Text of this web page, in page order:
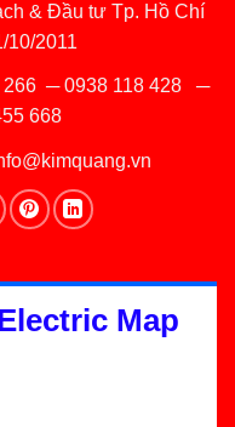
& Đầu tư Tp. Hồ Chí
10/2011
─0938 118 428─
668
Map